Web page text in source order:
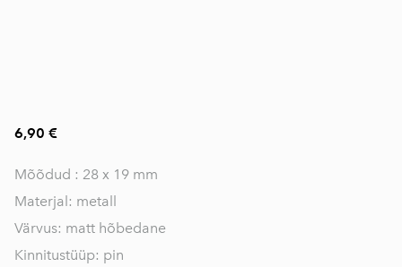
6,90 €
Mõõdud : 28 x 19 mm
Materjal: metall
Värvus: matt hõbedane
Kinnitustüüp: pin